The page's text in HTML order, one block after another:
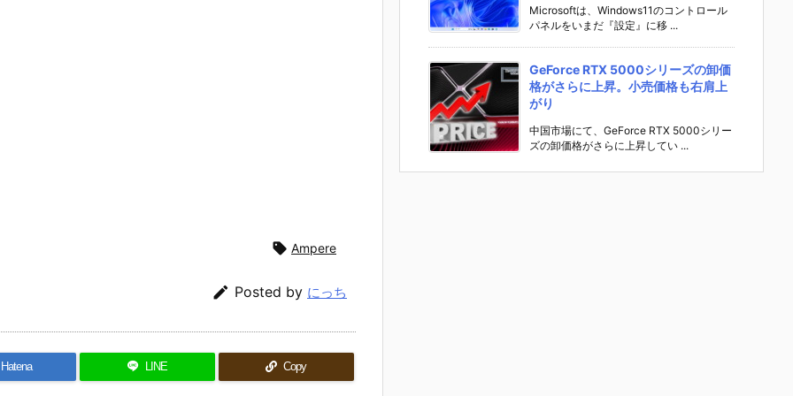
 Ampere
 Posted by にっち
Hatena LINE Copy
Microsoftは、Windows11のコントロール
パネルをいまだ『設定』に移 ...
GeForce RTX 5000シリーズの卸価
格がさらに上昇。小売価格も右肩上
がり
中国市場にて、GeForce RTX 5000シリー
ズの卸価格がさらに上昇してい ...